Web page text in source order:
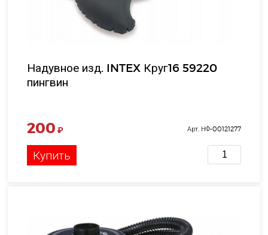
Надувное изд. INTEX Круг16 59220
пингвин
200 ₽ Арт. НФ-00121277
Купить